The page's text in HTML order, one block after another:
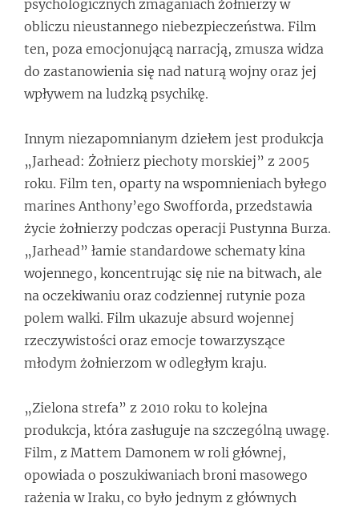
psychologicznych zmaganiach żołnierzy w
obliczu nieustannego niebezpieczeństwa. Film
ten, poza emocjonującą narracją, zmusza widza
do zastanowienia się nad naturą wojny oraz jej
wpływem na ludzką psychikę.
Innym niezapomnianym dziełem jest produkcja
„Jarhead: Żołnierz piechoty morskiej” z 2005
roku. Film ten, oparty na wspomnieniach byłego
marines Anthony’ego Swofforda, przedstawia
życie żołnierzy podczas operacji Pustynna Burza.
„Jarhead” łamie standardowe schematy kina
wojennego, koncentrując się nie na bitwach, ale
na oczekiwaniu oraz codziennej rutynie poza
polem walki. Film ukazuje absurd wojennej
rzeczywistości oraz emocje towarzyszące
młodym żołnierzom w odległym kraju.
„Zielona strefa” z 2010 roku to kolejna
produkcja, która zasługuje na szczególną uwagę.
Film, z Mattem Damonem w roli głównej,
opowiada o poszukiwaniach broni masowego
rażenia w Iraku, co było jednym z głównych